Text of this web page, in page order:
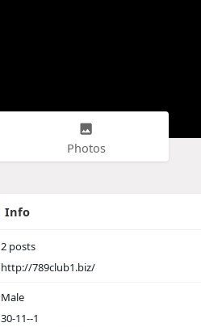
Photos
Info
2 posts
http://789club1.biz/
Male
30-11--1